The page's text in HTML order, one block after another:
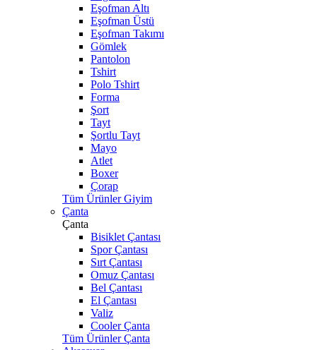
Eşofman Altı
Eşofman Üstü
Eşofman Takımı
Gömlek
Pantolon
Tshirt
Polo Tshirt
Forma
Şort
Tayt
Şortlu Tayt
Mayo
Atlet
Boxer
Çorap
Tüm Ürünler Giyim
Çanta
Çanta
Bisiklet Çantası
Spor Çantası
Sırt Çantası
Omuz Çantası
Bel Çantası
El Çantası
Valiz
Cooler Çanta
Tüm Ürünler Çanta